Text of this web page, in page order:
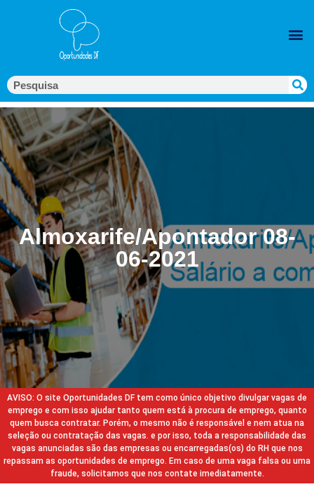
Almoxarife/Apontador 08-
06-2021
AVISO: O site Oportunidades DF tem como único objetivo divulgar vagas de
emprego e com isso ajudar tanto quem está à procura de emprego, quanto
quem busca contratar. Porém, o mesmo não é responsável e nem atua na
seleção ou contratação das vagas. e por isso, toda a responsabilidade das
vagas anunciadas são das empresas ou encarregadas(os) do RH que nos
repassam as oportunidades de emprego. Em caso de uma vaga falsa ou uma
fraude, solicitamos que nos contate imediatamente.